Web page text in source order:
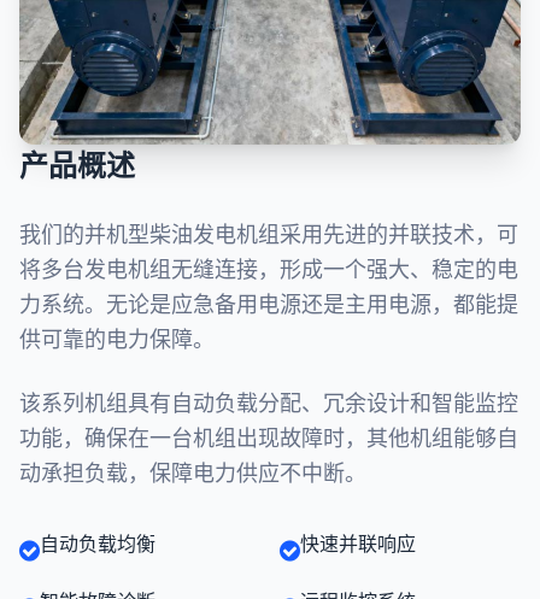
产品概述
我们的并机型柴油发电机组采用先进的并联技术，可
将多台发电机组无缝连接，形成一个强大、稳定的电
力系统。无论是应急备用电源还是主用电源，都能提
供可靠的电力保障。
该系列机组具有自动负载分配、冗余设计和智能监控
功能，确保在一台机组出现故障时，其他机组能够自
动承担负载，保障电力供应不中断。
自动负载均衡 快速并联响应